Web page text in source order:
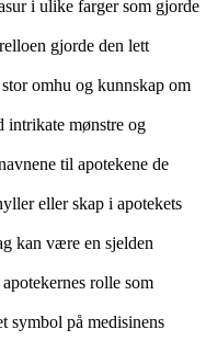
i ulike farger som gjorde
gjorde den lett
omhu og kunnskap om
intrikate mønstre og
til apotekene de
eller skap i apotekets
kan være en sjelden
rolle som
symbol på medisinens